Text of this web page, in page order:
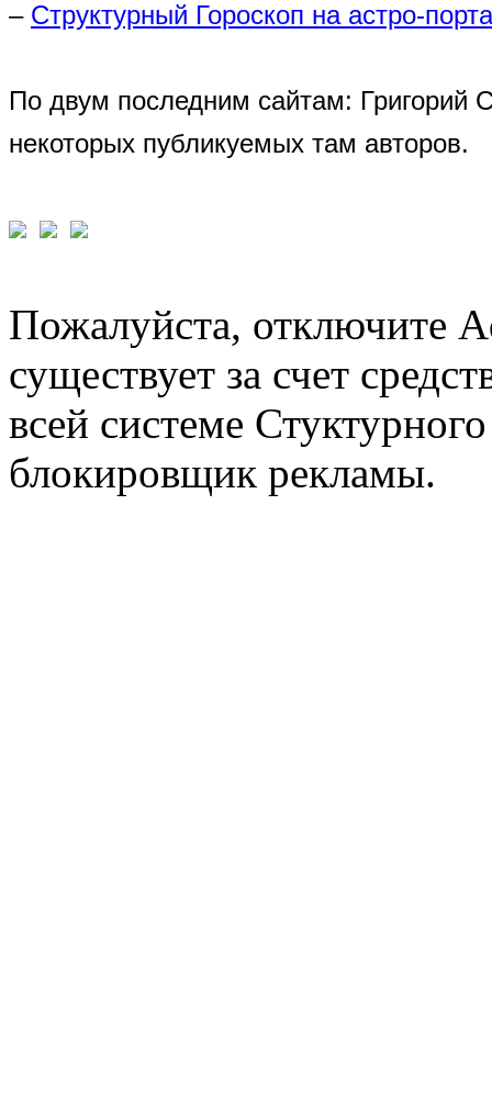
– Структурный Гороскоп на астро-
По двум последним сайтам: Григорий
некоторых публикуемых там авторов.
Пожалуйста, отключите
существует за счет
всей системе
блокировщик рекламы.